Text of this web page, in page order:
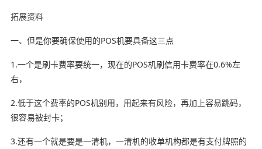
拓展资料
一、但是你要确保使用的POS机要具备这三点
1.一个是刷卡费率要统一，现在的POS机刷信用卡费率在0.6%左
右，
2.低于这个费率的POS机别用，用起来有风险，再加上容易跳码，
很容易被封卡；
3.还有一个就是要是一清机，一清机的收单机构都是有支付牌照的